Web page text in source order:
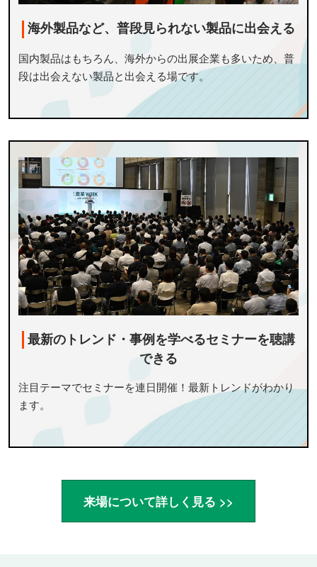
海外製品など、普段見られない製品に出会える
国内製品はもちろん、海外からの出展企業も多いため、普
段は出会えない製品と出会える場です。
最新のトレンド・事例を学べるセミナーを聴講
できる
注目テーマでセミナーを連日開催！最新トレンドがわかり
ます。
来場について詳しく見る >>